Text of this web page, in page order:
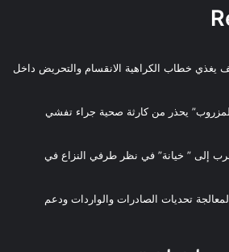
يغذي خطاب الكراهية الانقسام والتحريض داخل
يحذر من كارثة صحية جراء تفشي
إلى ” خيانة” في نظر طرفي النزاع في
تحديات الصادرات والواردات ودعم